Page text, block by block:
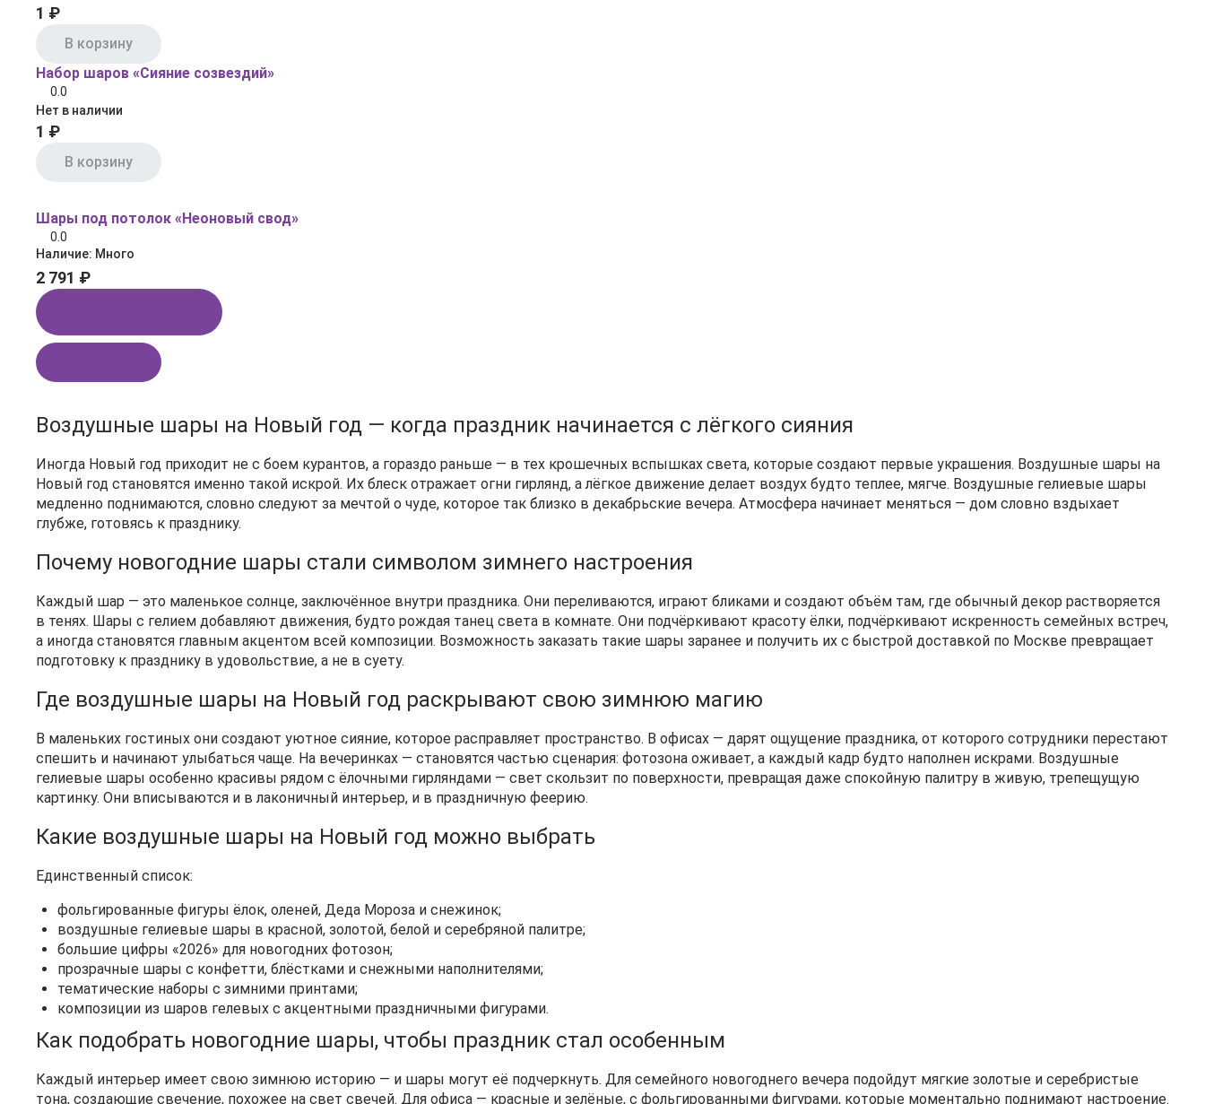
1 ₽
В корзину
Набор шаров «Сияние созвездий»
0.0
Нет в наличии
1 ₽
В корзину
Шары под потолок «Неоновый свод»
0.0
Наличие: Много
2 791 ₽
Воздушные шары на Новый год — когда праздник начинается с лёгкого сияния
Иногда Новый год приходит не с боем курантов, а гораздо раньше — в тех крошечных вспышках света, которые создают первые украшения. Воздушные шары на
Новый год становятся именно такой искрой. Их блеск отражает огни гирлянд, а лёгкое движение делает воздух будто теплее, мягче. Воздушные гелиевые шары
медленно поднимаются, словно следуют за мечтой о чуде, которое так близко в декабрьские вечера. Атмосфера начинает меняться — дом словно вздыхает
глубже, готовясь к празднику.
Почему новогодние шары стали символом зимнего настроения
Каждый шар — это маленькое солнце, заключённое внутри праздника. Они переливаются, играют бликами и создают объём там, где обычный декор растворяется
в тенях. Шары с гелием добавляют движения, будто рождая танец света в комнате. Они подчёркивают красоту ёлки, подчёркивают искренность семейных встреч,
а иногда становятся главным акцентом всей композиции. Возможность заказать такие шары заранее и получить их с быстрой доставкой по Москве превращает
подготовку к празднику в удовольствие, а не в суету.
Где воздушные шары на Новый год раскрывают свою зимнюю магию
В маленьких гостиных они создают уютное сияние, которое расправляет пространство. В офисах — дарят ощущение праздника, от которого сотрудники перестают
спешить и начинают улыбаться чаще. На вечеринках — становятся частью сценария: фотозона оживает, а каждый кадр будто наполнен искрами. Воздушные
гелиевые шары особенно красивы рядом с ёлочными гирляндами — свет скользит по поверхности, превращая даже спокойную палитру в живую, трепещущую
картинку. Они вписываются и в лаконичный интерьер, и в праздничную феерию.
Какие воздушные шары на Новый год можно выбрать
Единственный список:
фольгированные фигуры ёлок, оленей, Деда Мороза и снежинок;
воздушные гелиевые шары в красной, золотой, белой и серебряной палитре;
большие цифры «2026» для новогодних фотозон;
прозрачные шары с конфетти, блёстками и снежными наполнителями;
тематические наборы с зимними принтами;
композиции из шаров гелевых с акцентными праздничными фигурами.
Как подобрать новогодние шары, чтобы праздник стал особенным
Каждый интерьер имеет свою зимнюю историю — и шары могут её подчеркнуть. Для семейного новогоднего вечера подойдут мягкие золотые и серебристые
тона, создающие свечение, похожее на свет свечей. Для офиса — красные и зелёные, с фольгированными фигурами, которые моментально поднимают настроение.